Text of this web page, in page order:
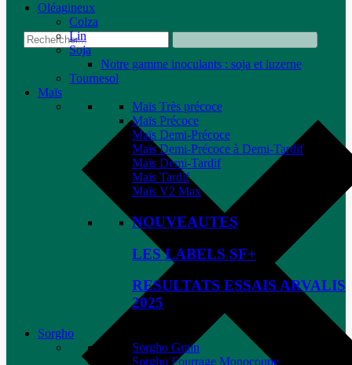
Oléagineux
Colza
Lin
Soja
Notre gamme inoculants : soja et luzerne
Tournesol
Maïs
Maïs Très précoce
Maïs Précoce
Maïs Demi-Précoce
Maïs Demi-Précoce à Demi-Tardif
Maïs Demi-Tardif
Maïs Tardif
Maïs V2 Max
NOUVEAUTES
LES LABELS SF+
RESULTATS ESSAIS ARVALIS
2025
Sorgho
Sorgho Grain
Sorgho Fourrage Monocoupe